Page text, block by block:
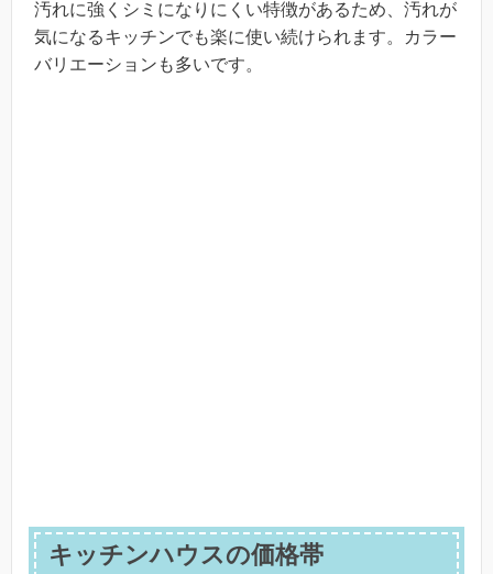
汚れに強くシミになりにくい特徴があるため、汚れが
気になるキッチンでも楽に使い続けられます。カラー
バリエーションも多いです。
キッチンハウスの価格帯